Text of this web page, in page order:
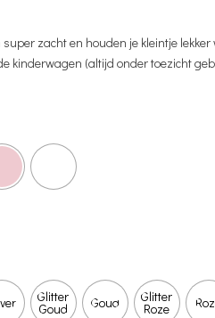
zacht en houden je kleintje
kinderwagen (altijd onder toezicht
Glitter
Goud Goud Glitter
Roze